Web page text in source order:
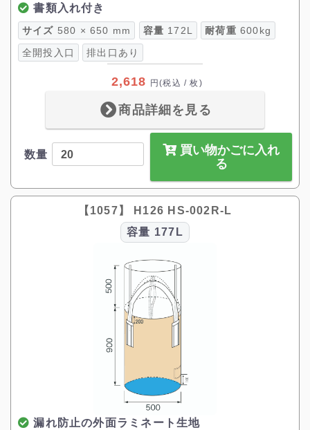
書類入れ付き
サイズ 580 × 650 mm 容量 172L 耐荷重 600kg
全開投入口 排出口あり
2,618 円(税込 / 枚)
商品詳細を見る
数量
買い物かごに入れ
る
【1057】 H126 HS-002R-L
容量 177L
漏れ防止の外面ラミネート生地